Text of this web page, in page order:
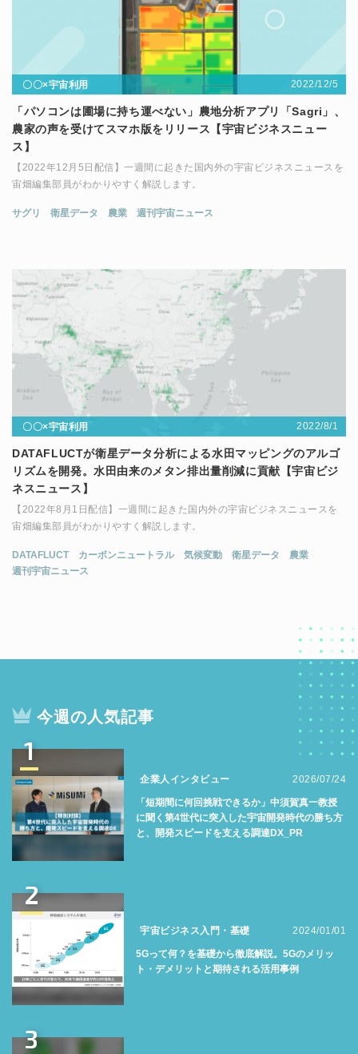
〇〇×宇宙利用 2022/12/5
「パソコンは圃場に持ち運べない」農地分析アプリ「Sagri」、
農家の声を受けてスマホ版をリリース【宇宙ビジネスニュー
ス】
【2022年12月5日配信】一週間に起きた国内外の宇宙ビジネスニュースを
宙畑編集部員がわかりやすく解説します。
サグリ 衛星データ 農業 週刊宇宙ニュース
〇〇×宇宙利用 2022/8/1
DATAFLUCTが衛星データ分析による水田マッピングのアルゴ
リズムを開発。水田由来のメタン排出量削減に貢献【宇宙ビジ
ネスニュース】
【2022年8月1日配信】一週間に起きた国内外の宇宙ビジネスニュースを
宙畑編集部員がわかりやすく解説します。
DATAFLUCT カーボンニュートラル 気候変動 衛星データ
農業
週刊宇宙ニュース
今週の人気記事
1
企業人インタビュー 2026/07/24
「短期間に何回挑戦できるか」中須賀真一教授
に聞く第4世代に突入した宇宙開発時代の勝ち方
と、開発スピードを支える調達DX_PR
2
宇宙ビジネス入門・基礎 2024/01/01
5Gって何？を基礎から徹底解説。5Gのメリッ
ト・デメリットと期待される活用事例
3